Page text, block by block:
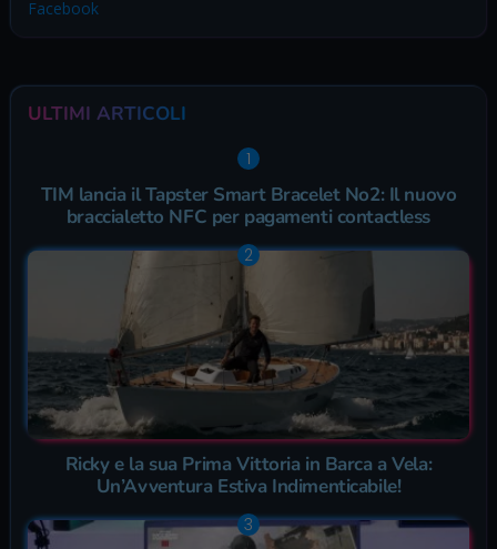
Facebook
ULTIMI ARTICOLI
TIM lancia il Tapster Smart Bracelet No2: Il nuovo
braccialetto NFC per pagamenti contactless
Ricky e la sua Prima Vittoria in Barca a Vela:
Un’Avventura Estiva Indimenticabile!